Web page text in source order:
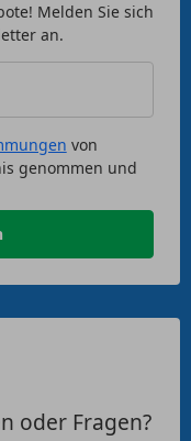
Melden Sie sich
an.
von
genommen und
oder Fragen?